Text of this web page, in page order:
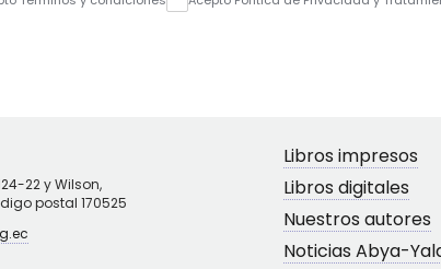
22 y Wilson,
postal 170525
Libros impresos
Libros digitales
Nuestros autores
Noticias Abya-